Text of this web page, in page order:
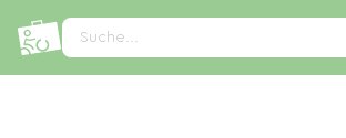
Suche...
Cookie-Einstellungen